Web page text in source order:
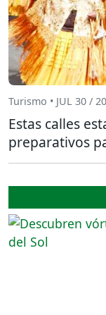
Turismo • JUL 30 /
Estas calles
preparativos